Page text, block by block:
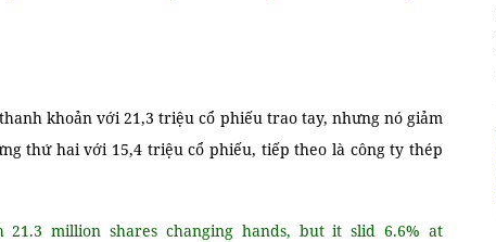
khoản với 21,3 triệu cổ phiếu trao tay, nhưng nó giảm
thứ hai với 15,4 triệu cổ phiếu, tiếp theo là công ty thép
million shares changing hands, but it slid 6.6% at